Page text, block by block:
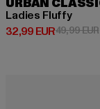
URBAN
Ladies Fluffy
32,99 EUR
Derzeitiger Preis:
49,99 EUR